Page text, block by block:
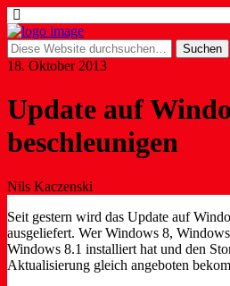
18. Oktober 2013
Update auf
beschleunigen
Nils Kaczenski
Seit gestern wird das Update auf
ausgeliefert. Wer Windows 8,
Windows 8.1 installiert hat und den
Aktualisierung gleich angeboten